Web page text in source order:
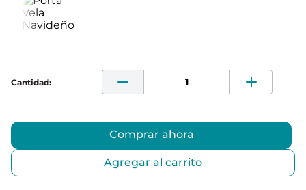
Comprar ahora
Agregar al carrito